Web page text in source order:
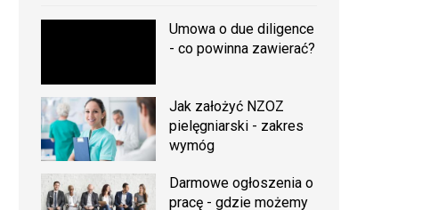
Umowa o due diligence
- co powinna zawierać?
Jak założyć NZOZ
pielęgniarski - zakres
wymóg
Darmowe ogłoszenia o
pracę - gdzie możemy